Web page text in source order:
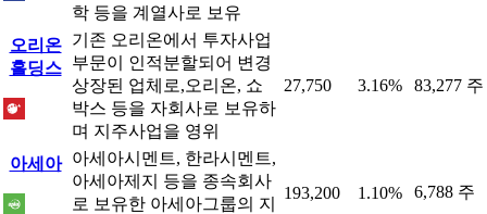
학 등을 계열사로 보유
오리온
홀딩스
기존 오리온에서 투자사업
부문이 인적분할되어 변경
상장된 업체로,오리온, 쇼
박스 등을 자회사로 보유하
며 지주사업을 영위
27,750 3.16% 83,277 주
아세아
아세아시멘트, 한라시멘트,
아세아제지 등을 종속회사
로 보유한 아세아그룹의 지
193,200 1.10% 6,788 주